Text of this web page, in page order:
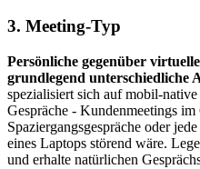
3. Meeting-Typ
Persönliche gegenüber
grundlegend unterschiedliche
spezialisiert sich auf mobil-
Gespräche - Kundenmeetings
Spaziergangsgespräche oder
eines Laptops störend wäre.
und erhalte natürlichen